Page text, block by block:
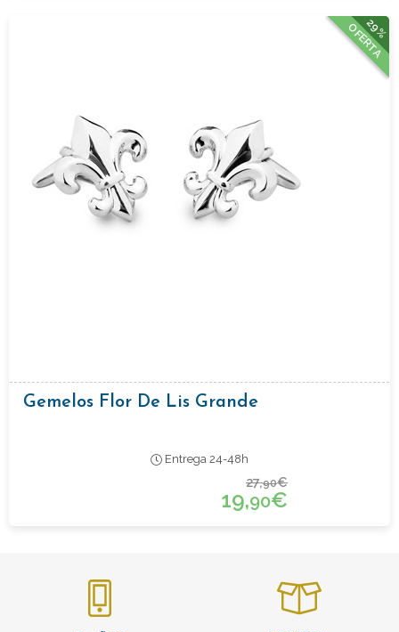
29%
OFERTA
Gemelos Flor De Lis Grande
Entrega 24-48h
27,90€
19,90€